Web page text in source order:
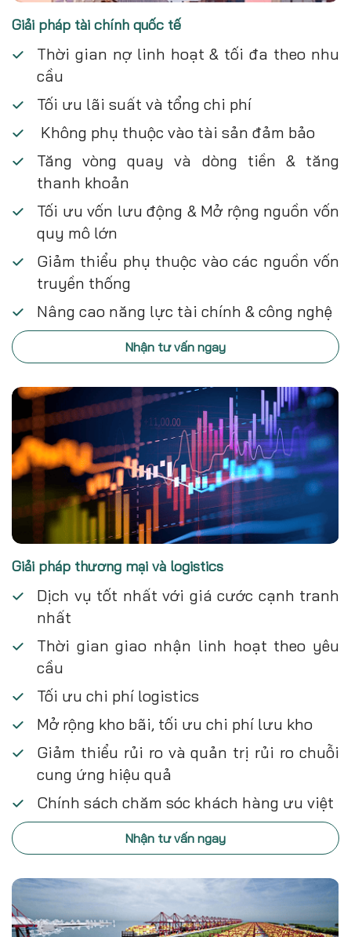
Giải pháp tài chính quốc tế
Thời gian nợ linh hoạt & tối đa theo nhu
cầu
Tối ưu lãi suất và tổng chi phí
Không phụ thuộc vào tài sản đảm bảo
Tăng vòng quay và dòng tiền & tăng
thanh khoản
Tối ưu vốn lưu động & Mở rộng nguồn vốn
quy mô lớn
Giảm thiểu phụ thuộc vào các nguồn vốn
truyền thống
Nâng cao năng lực tài chính & công nghệ
Nhận tư vấn ngay
Giải pháp thương mại và logistics
Dịch vụ tốt nhất với giá cước cạnh tranh
nhất
Thời gian giao nhận linh hoạt theo yêu
cầu
Tối ưu chi phí logistics
Mở rộng kho bãi, tối ưu chi phí lưu kho
Giảm thiểu rủi ro và quản trị rủi ro chuỗi
cung ứng hiệu quả
Chính sách chăm sóc khách hàng ưu việt
Nhận tư vấn ngay